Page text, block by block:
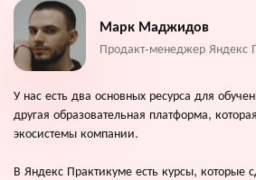
Марк Маджидов
Продакт-менеджер Яндекс
У нас есть два основных ресурса для
другая образовательная платформа,
экосистемы компании.
В Яндекс Практикуме есть курсы, которые